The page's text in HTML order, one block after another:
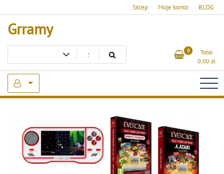
to
content
Sklep Moje konto BLOG
Grramy
0
Total
0,00 zł